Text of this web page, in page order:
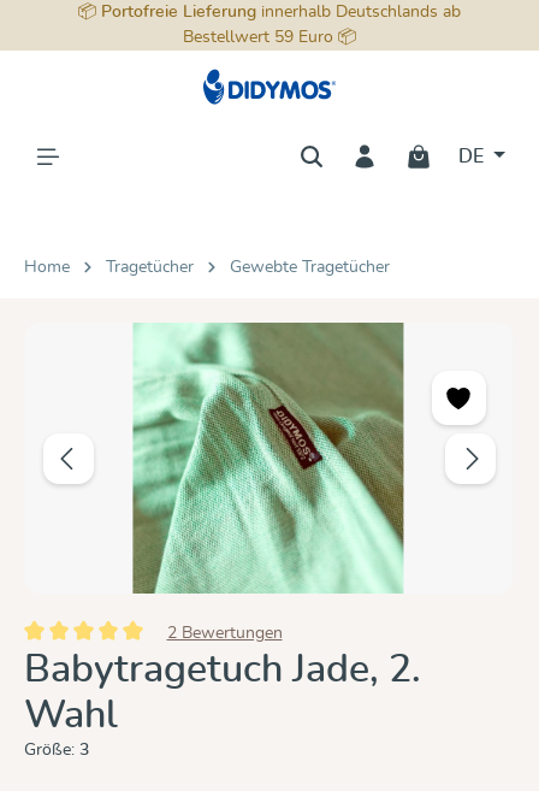
springen
📦 Portofreie Lieferung innerhalb Deutschlands ab
Bestellwert 59 Euro 📦
DE
Home Tragetücher Gewebte Tragetücher
Bildergalerie überspringen
Durchschnittliche Bewertung von 5 von 5 Sternen
2 Bewertungen
Babytragetuch Jade, 2.
Wahl
Größe: 3